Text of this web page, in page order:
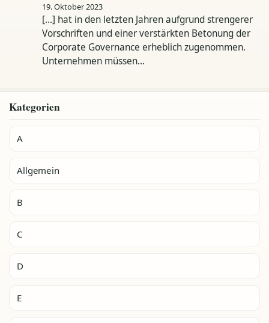
19. Oktober 2023
[…] hat in den letzten Jahren aufgrund strengerer
Vorschriften und einer verstärkten Betonung der
Corporate Governance erheblich zugenommen.
Unternehmen müssen…
Kategorien
A
Allgemein
B
C
D
E